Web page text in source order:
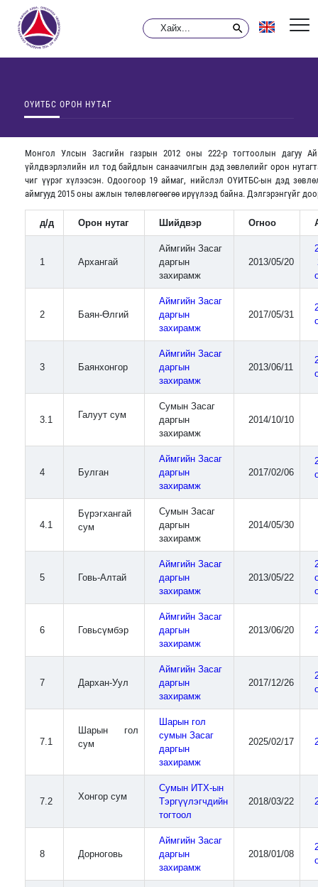
ОҮИТБС ОРОН НУТАГ
Монгол Улсын Засгийн газрын 2012 оны 222-р тогтоолын дагуу
үйлдвэрлэлийн ил тод байдлын санаачилгын дэд зөвлөлийг орон
чиг үүрэг хүлээсэн. Одоогоор 19 аймаг, нийслэл ОҮИТБС-ын дэд
аймгууд 2015 оны ажлын төлөвлөгөөгөө ирүүлээд байна. Дэлгэрэнгүйг
д/д Орон нутаг Шийдвэр Огноо
1 Архангай
Аймгийн Засаг
даргын
захирамж
2013/05/20
2 Баян-Өлгий
Аймгийн Засаг
даргын
захирамж
2017/05/31
3 Баянхонгор
Аймгийн Засаг
даргын
захирамж
2013/06/11
3.1 Галуут сум
Сумын Засаг
даргын
захирамж
2014/10/10
4 Булган
Аймгийн Засаг
даргын
захирамж
2017/02/06
4.1
Бүрэгхангай
сум
Сумын Засаг
даргын
захирамж
2014/05/30
5 Говь-Алтай
Аймгийн Засаг
даргын
захирамж
2013/05/22
6 Говьсүмбэр
Аймгийн Засаг
даргын
захирамж
2013/06/20
7 Дархан-Уул
Аймгийн Засаг
даргын
захирамж
2017/12/26
7.1
Шарын гол
сум
Шарын гол
сумын Засаг
даргын
захирамж
2025/02/17
7.2 Хонгор сум
Сумын ИТХ-ын
Тэргүүлэгчдийн
тогтоол
2018/03/22
8 Дорноговь
Аймгийн Засаг
даргын
захирамж
2018/01/08